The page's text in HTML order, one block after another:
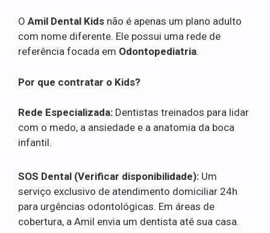
O Amil Dental Kids não é apenas um plano adulto
com nome diferente. Ele possui uma rede de
referência focada em Odontopediatria.
Por que contratar o Kids?
Rede Especializada: Dentistas treinados para lidar
com o medo, a ansiedade e a anatomia da boca
infantil.
SOS Dental (Verificar disponibilidade): Um
serviço exclusivo de atendimento domiciliar 24h
para urgências odontológicas. Em áreas de
cobertura, a Amil envia um dentista até sua casa.